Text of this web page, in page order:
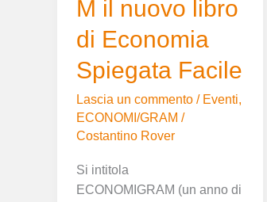
M il nuovo libro
di Economia
Spiegata Facile
Lascia un commento / Eventi,
ECONOMI/GRAM /
Costantino Rover
Si intitola
ECONOMIGRAM (un anno di